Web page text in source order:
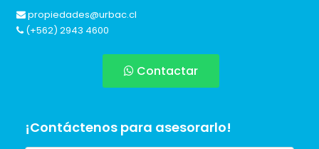
propiedades@urbac.cl
(+562) 2943 4600
Contactar
¡Contáctenos para asesorarlo!